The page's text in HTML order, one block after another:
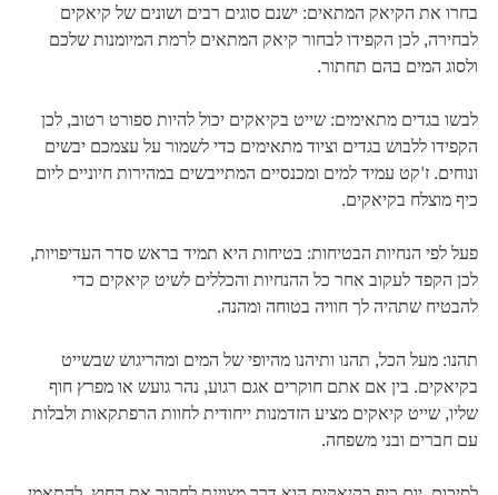
בחרו את הקיאק המתאים: ישנם סוגים רבים ושונים של קיאקים
לבחירה, לכן הקפידו לבחור קיאק המתאים לרמת המיומנות שלכם
ולסוג המים בהם תחתור.
לבשו בגדים מתאימים: שייט בקיאקים יכול להיות ספורט רטוב, לכן
הקפידו ללבוש בגדים וציוד מתאימים כדי לשמור על עצמכם יבשים
ונוחים. ז'קט עמיד למים ומכנסיים המתייבשים במהירות חיוניים ליום
כיף מוצלח בקיאקים.
פעל לפי הנחיות הבטיחות: בטיחות היא תמיד בראש סדר העדיפויות,
לכן הקפד לעקוב אחר כל ההנחיות והכללים לשיט קיאקים כדי
להבטיח שתהיה לך חוויה בטוחה ומהנה.
תהנו: מעל הכל, תהנו ותיהנו מהיופי של המים ומהריגוש שבשייט
בקיאקים. בין אם אתם חוקרים אגם רגוע, נהר גועש או מפרץ חוף
שליו, שייט קיאקים מציע הזדמנות ייחודית לחוות הרפתקאות ולבלות
עם חברים ובני משפחה.